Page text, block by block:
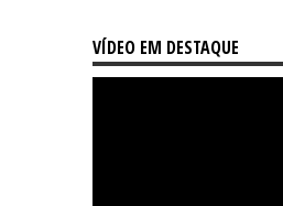
VÍDEO EM DESTAQUE